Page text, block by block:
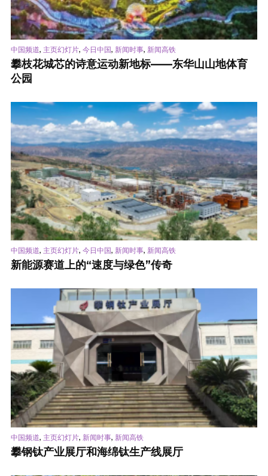
中国频道, 主页幻灯片, 今日中国, 新闻时事, 新闻高铁
攀枝花城芯的诗意运动新地标——东华山山地体育
公园
中国频道, 主页幻灯片, 今日中国, 新闻时事, 新闻高铁
新能源赛道上的“速度与绿色”传奇
中国频道, 主页幻灯片, 新闻时事, 新闻高铁
攀钢钛产业展厅和海绵钛生产线展厅